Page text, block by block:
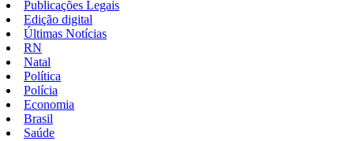
Publicações Legais
Edição digital
Últimas Notícias
RN
Natal
Política
Polícia
Economia
Brasil
Saúde